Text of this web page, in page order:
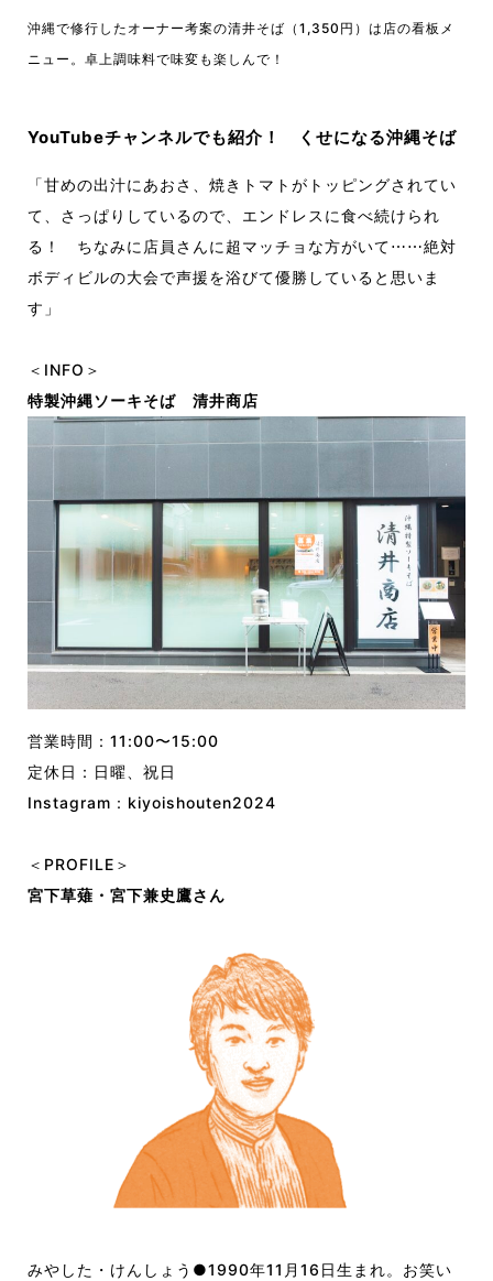
沖縄で修行したオーナー考案の清井そば（1,350円）は店の看板メ
ニュー。卓上調味料で味変も楽しんで ！
YouTubeチャンネルでも紹介 ！ くせになる沖縄そば
「甘めの出汁にあおさ、焼きトマトがトッピングされてい
て、さっぱりしているので、エンドレスに食べ続けられ
る ！ ちなみに店員さんに超マッチョな方がいて⋯⋯絶対
ボディビルの大会で声援を浴びて優勝していると思いま
す」
＜INFO＞
特製沖縄ソーキそば 清井商店
営業時間： 11:00〜15:00
定休日： 日曜、祝日
Instagram： kiyoishouten2024
＜PROFILE＞
宮下草薙・宮下兼史鷹さん
みやした・けんしょう●1990年11月16日生まれ。お笑い